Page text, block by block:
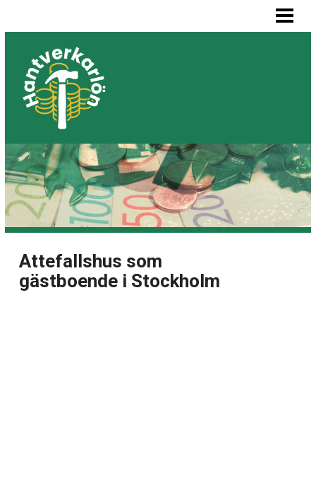
MÅLARE LÖN
SNICKARE LÖN
VVS-MONTÖR LÖN
ELEKTRIKER LÖN
BLOGG
LISTA BYGGFIRMOR
Attefallshus som
gästboende i Stockholm